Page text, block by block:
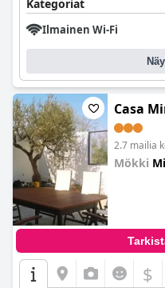
Kategoriat
Ilmainen Wi-Fi
Casa
2.7 mailia
Mökki
$